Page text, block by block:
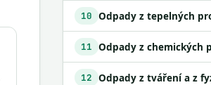
10 Odpady z tepelných
11
12